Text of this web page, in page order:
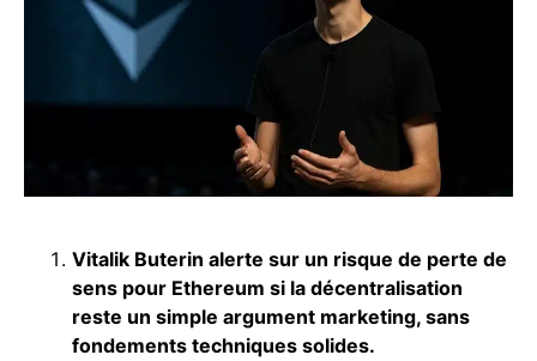
Vitalik Buterin alerte sur un risque de perte de
sens pour Ethereum si la décentralisation
reste un simple argument marketing, sans
fondements techniques solides.